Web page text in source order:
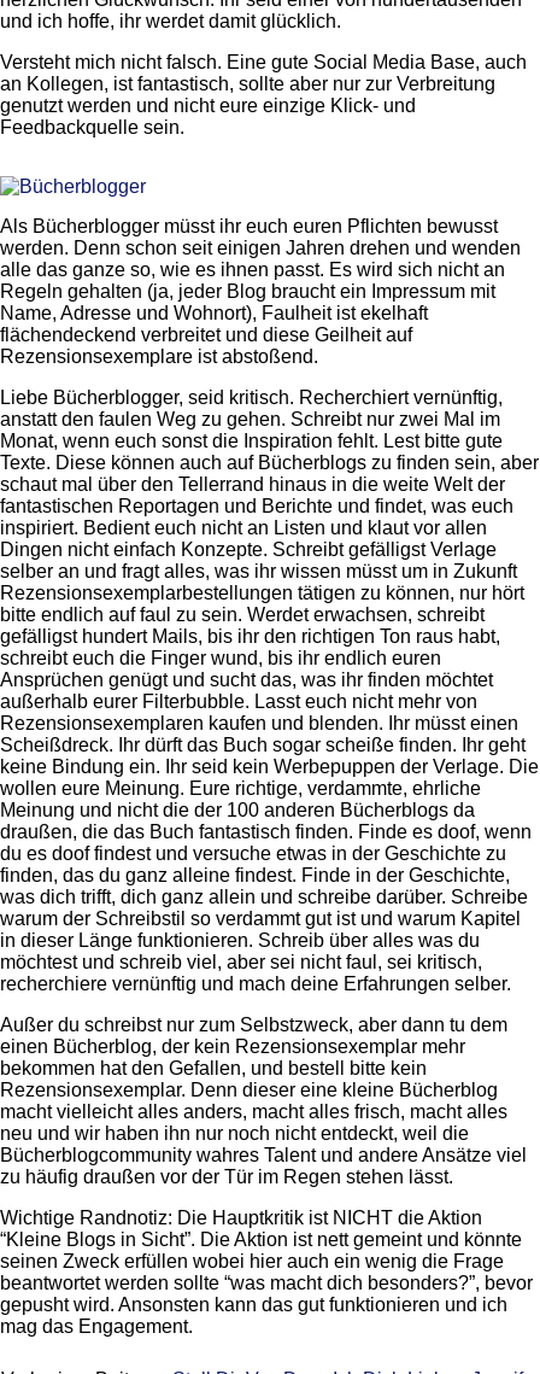
und ich hoffe, ihr werdet damit glücklich.
Versteht mich nicht falsch. Eine gute Social Media Base, auch
an Kollegen, ist fantastisch, sollte aber nur zur Verbreitung
genutzt werden und nicht eure einzige Klick- und
Feedbackquelle sein.
Als Bücherblogger müsst ihr euch euren Pflichten bewusst
werden. Denn schon seit einigen Jahren drehen und wenden
alle das ganze so, wie es ihnen passt. Es wird sich nicht an
Regeln gehalten (ja, jeder Blog braucht ein Impressum mit
Name, Adresse und Wohnort), Faulheit ist ekelhaft
flächendeckend verbreitet und diese Geilheit auf
Rezensionsexemplare ist abstoßend.
Liebe Bücherblogger, seid kritisch. Recherchiert vernünftig,
anstatt den faulen Weg zu gehen. Schreibt nur zwei Mal im
Monat, wenn euch sonst die Inspiration fehlt. Lest bitte gute
Texte. Diese können auch auf Bücherblogs zu finden sein, aber
schaut mal über den Tellerrand hinaus in die weite Welt der
fantastischen Reportagen und Berichte und findet, was euch
inspiriert. Bedient euch nicht an Listen und klaut vor allen
Dingen nicht einfach Konzepte. Schreibt gefälligst Verlage
selber an und fragt alles, was ihr wissen müsst um in Zukunft
Rezensionsexemplarbestellungen tätigen zu können, nur hört
bitte endlich auf faul zu sein. Werdet erwachsen, schreibt
gefälligst hundert Mails, bis ihr den richtigen Ton raus habt,
schreibt euch die Finger wund, bis ihr endlich euren
Ansprüchen genügt und sucht das, was ihr finden möchtet
außerhalb eurer Filterbubble. Lasst euch nicht mehr von
Rezensionsexemplaren kaufen und blenden. Ihr müsst einen
Scheißdreck. Ihr dürft das Buch sogar scheiße finden. Ihr geht
keine Bindung ein. Ihr seid kein Werbepuppen der Verlage. Die
wollen eure Meinung. Eure richtige, verdammte, ehrliche
Meinung und nicht die der 100 anderen Bücherblogs da
draußen, die das Buch fantastisch finden. Finde es doof, wenn
du es doof findest und versuche etwas in der Geschichte zu
finden, das du ganz alleine findest. Finde in der Geschichte,
was dich trifft, dich ganz allein und schreibe darüber. Schreibe
warum der Schreibstil so verdammt gut ist und warum Kapitel
in dieser Länge funktionieren. Schreib über alles was du
möchtest und schreib viel, aber sei nicht faul, sei kritisch,
recherchiere vernünftig und mach deine Erfahrungen selber.
Außer du schreibst nur zum Selbstzweck, aber dann tu dem
einen Bücherblog, der kein Rezensionsexemplar mehr
bekommen hat den Gefallen, und bestell bitte kein
Rezensionsexemplar. Denn dieser eine kleine Bücherblog
macht vielleicht alles anders, macht alles frisch, macht alles
neu und wir haben ihn nur noch nicht entdeckt, weil die
Bücherblogcommunity wahres Talent und andere Ansätze viel
zu häufig draußen vor der Tür im Regen stehen lässt.
Wichtige Randnotiz: Die Hauptkritik ist NICHT die Aktion
“Kleine Blogs in Sicht”. Die Aktion ist nett gemeint und könnte
seinen Zweck erfüllen wobei hier auch ein wenig die Frage
beantwortet werden sollte “was macht dich besonders?”, bevor
gepusht wird. Ansonsten kann das gut funktionieren und ich
mag das Engagement.